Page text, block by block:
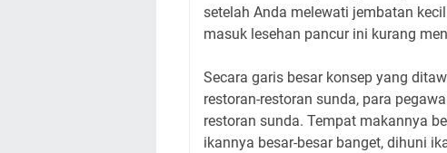
setelah Anda melewati jembatan
masuk lesehan pancur ini kurang
Secara garis besar konsep yang
restoran-restoran sunda, para
restoran sunda. Tempat makannya
ikannya besar-besar banget, dihuni